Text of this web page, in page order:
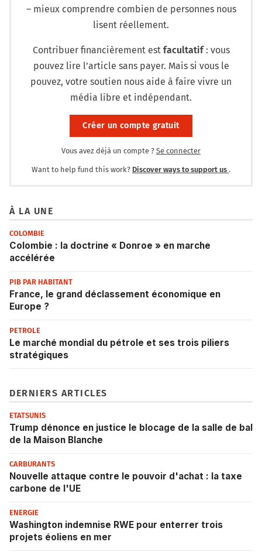
– mieux comprendre combien de personnes nous
lisent réellement.
Contribuer financièrement est facultatif: vous
pouvez lire l’article sans payer. Mais si vous le
pouvez, votre soutien nous aide à faire vivre un
média libre et indépendant.
Créer un compte gratuit
Vous avez déjà un compte ? Se connecter
Want to help fund this work? Discover ways to support us .
À LA UNE
COLOMBIE
Colombie : la doctrine « Donroe » en marche
accélérée
PIB PAR HABITANT
France, le grand déclassement économique en
Europe ?
PETROLE
Le marché mondial du pétrole et ses trois piliers
stratégiques
DERNIERS ARTICLES
ETATSUNIS
Trump dénonce en justice le blocage de la salle de bal
de la Maison Blanche
CARBURANTS
Nouvelle attaque contre le pouvoir d'achat : la taxe
carbone de l'UE
ENERGIE
Washington indemnise RWE pour enterrer trois
projets éoliens en mer